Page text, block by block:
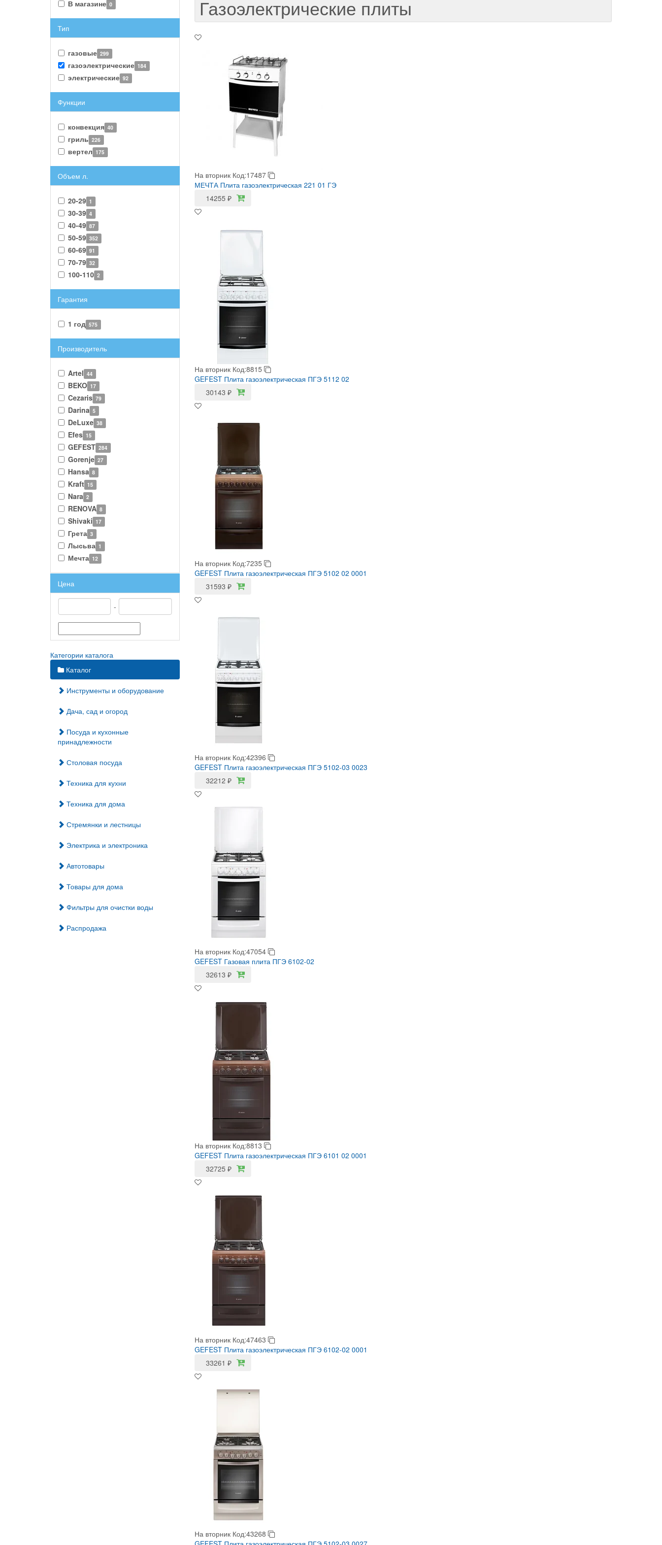
В магазине 0
Тип
газовые 299
газоэлектрические 184
электрические 92
Функции
конвекция 40
гриль 226
вертел 175
Объем л.
20-29 1
30-39 4
40-49 87
50-59 352
60-69 91
70-79 32
100-110 2
Гарантия
1 год 575
Производитель
Artel 44
BEKO 17
Cezaris 79
Darina 5
DeLuxe 38
Efes 15
GEFEST 284
Gorenje 27
Hansa 8
Kraft 15
Nara 2
RENOVA 8
Shivaki 17
Грета 3
Лысьва 1
Мечта 12
Цена
-
Категории каталога
Каталог
Инструменты и оборудование
Дача, сад и огород
Посуда и кухонные
принадлежности
Столовая посуда
Техника для кухни
Техника для дома
Стремянки и лестницы
Электрика и электроника
Автотовары
Товары для дома
Фильтры для очистки воды
Распродажа
Газоэлектрические плиты
На вторник Код:17487
МЕЧТА Плита газоэлектрическая 221 01 ГЭ
14255 ₽
На вторник Код:8815
GEFEST Плита газоэлектрическая ПГЭ 5112 02
30143 ₽
На вторник Код:7235
GEFEST Плита газоэлектрическая ПГЭ 5102 02 0001
31593 ₽
На вторник Код:42396
GEFEST Плита газоэлектрическая ПГЭ 5102-03 0023
32212 ₽
На вторник Код:47054
GEFEST Газовая плита ПГЭ 6102-02
32613 ₽
На вторник Код:8813
GEFEST Плита газоэлектрическая ПГЭ 6101 02 0001
32725 ₽
На вторник Код:47463
GEFEST Плита газоэлектрическая ПГЭ 6102-02 0001
33261 ₽
На вторник Код:43268